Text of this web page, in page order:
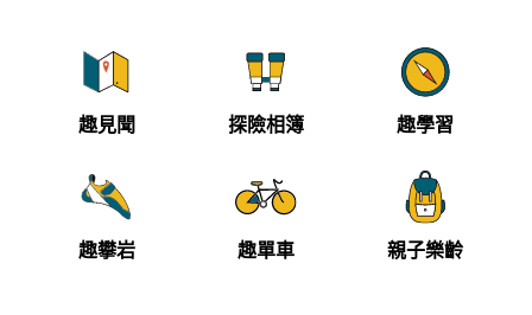
趣見聞 探險相簿 趣學習
趣攀岩 趣單車 親子樂齡